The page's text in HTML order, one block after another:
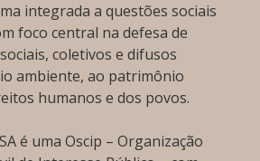
integrada a questões sociais
foco central na defesa de
coletivos e difusos
ambiente, ao patrimônio
humanos e dos povos.
é uma Oscip – Organização